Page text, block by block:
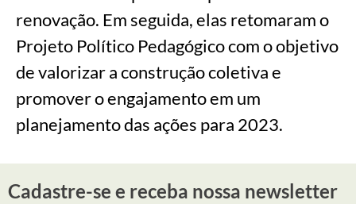
renovação. Em seguida, elas retomaram o
Projeto Político Pedagógico com o objetivo
de valorizar a construção coletiva e
promover o engajamento em um
planejamento das ações para 2023.
Cadastre-se e receba nossa newsletter